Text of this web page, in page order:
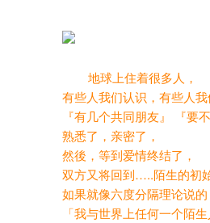
地球上住着很多人，
有些人我们认识，有些人我
『有几个共同朋友』 『要
熟悉了，亲密了，
然後，等到爱情终结了，
双方又将回到…..陌生的初始
如果就像六度分隔理论说的
「我与世界上任何一个陌